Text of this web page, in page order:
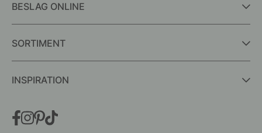
BESLAG ONLINE
SORTIMENT
INSPIRATION